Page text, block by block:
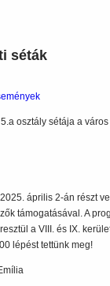
séták
osztály sétája a
április 2-án részt
támogatásával. A
a VIII. és IX.
lépést tettünk meg!